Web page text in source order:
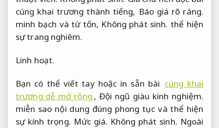
cúng khai trương thành tiếng, Báo giá rõ ràng.
minh bạch và từ tốn, Không phát sinh. thể hiện
sự trang nghiêm.
Linh hoạt.
Bạn có thể viết tay hoặc in sẵn bài cúng khai
trương dễ mở rộng , Đội ngũ giàu kinh nghiệm.
miễn sao nội dung đúng phong tục và thể hiện
sự kính trọng. Mức giá. Không phát sinh. Ngoài